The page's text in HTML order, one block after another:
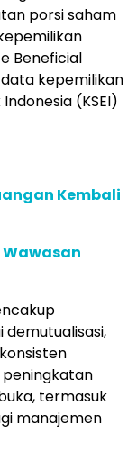
porsi saham
Beneficial
kepemilikan
(KSEI)
Kembali
Wawasan
termasuk
manajemen